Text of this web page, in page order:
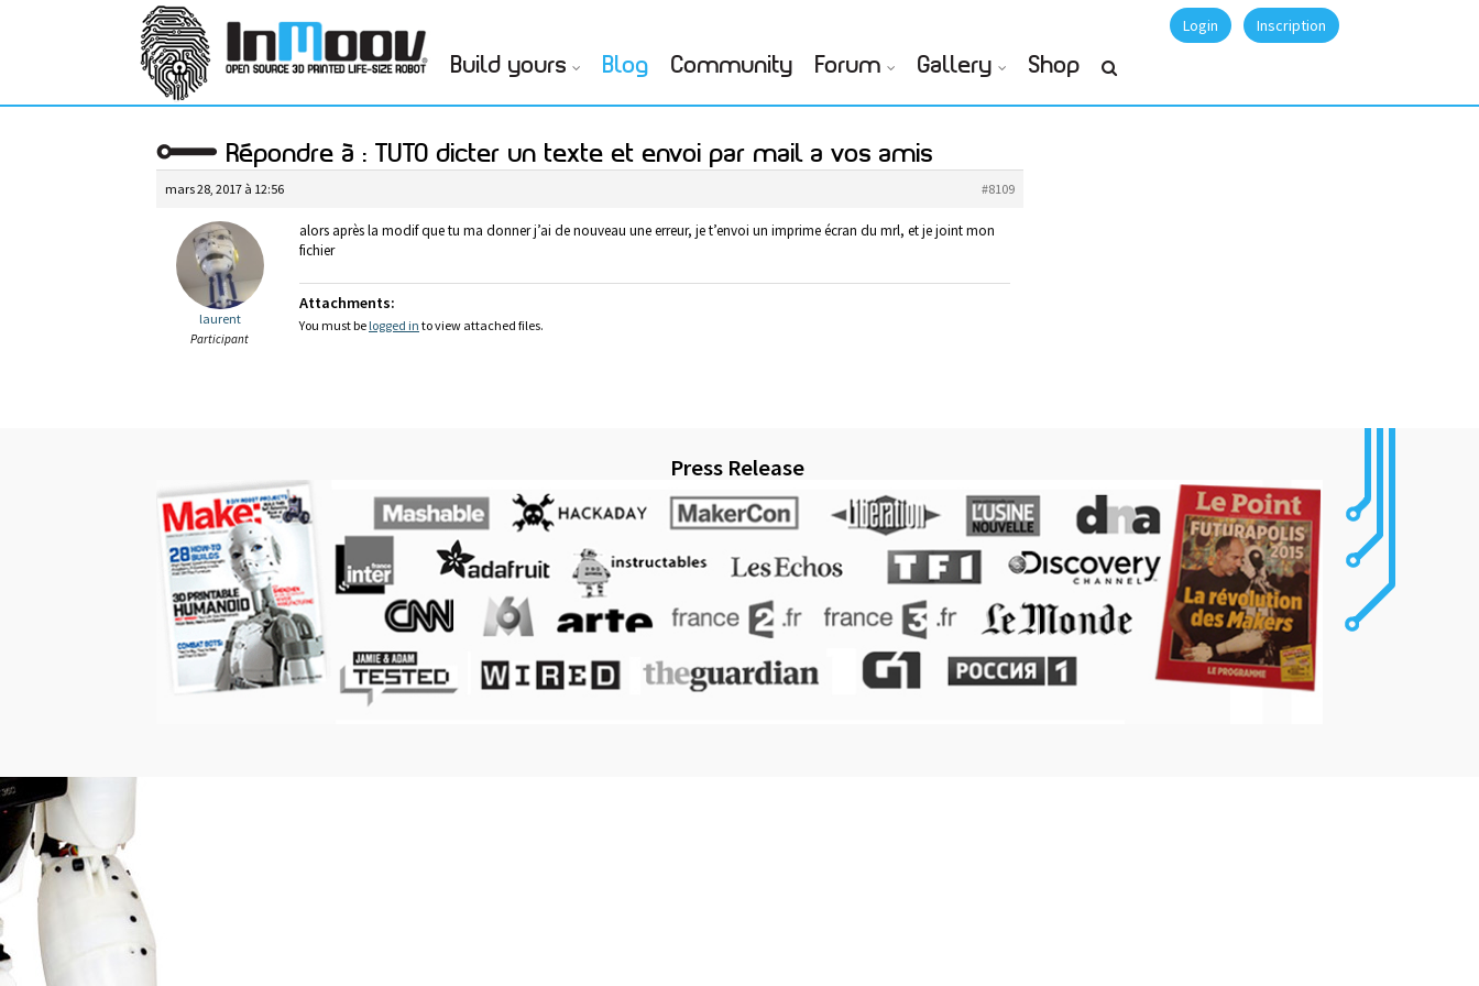
Login Inscription
Build yours Blog Community Forum Gallery Shop
Répondre à : TUTO dicter un texte et envoi par mail a vos amis
mars 28, 2017 à 12:56 #8109
laurent
Participant
alors après la modif que tu ma donner j’ai de nouveau une erreur, je t’envoi un imprime écran du mrl, et je joint mon
fichier
Attachments:
You must be logged in to view attached files.
Press Release